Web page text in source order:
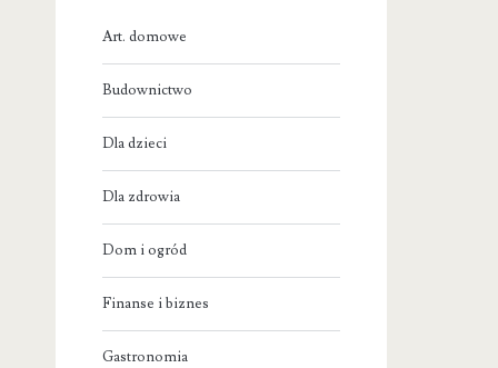
Art. domowe
Budownictwo
Dla dzieci
Dla zdrowia
Dom i ogród
Finanse i biznes
Gastronomia